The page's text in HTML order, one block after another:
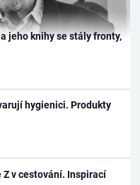
jeho knihy se stály fronty,
hygienici. Produkty
v cestování. Inspirací